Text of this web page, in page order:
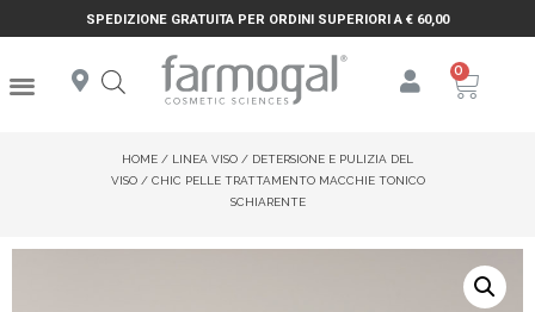
SPEDIZIONE GRATUITA PER ORDINI SUPERIORI A € 60,00
HOME / LINEA VISO / DETERSIONE E PULIZIA DEL
VISO/ CHIC PELLE TRATTAMENTO MACCHIE TONICO
SCHIARENTE